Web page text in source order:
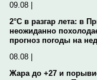
09.08 |
2°C в разгар лета: в
неожиданно
прогноз погоды на
08.08 |
Жара до +27 и